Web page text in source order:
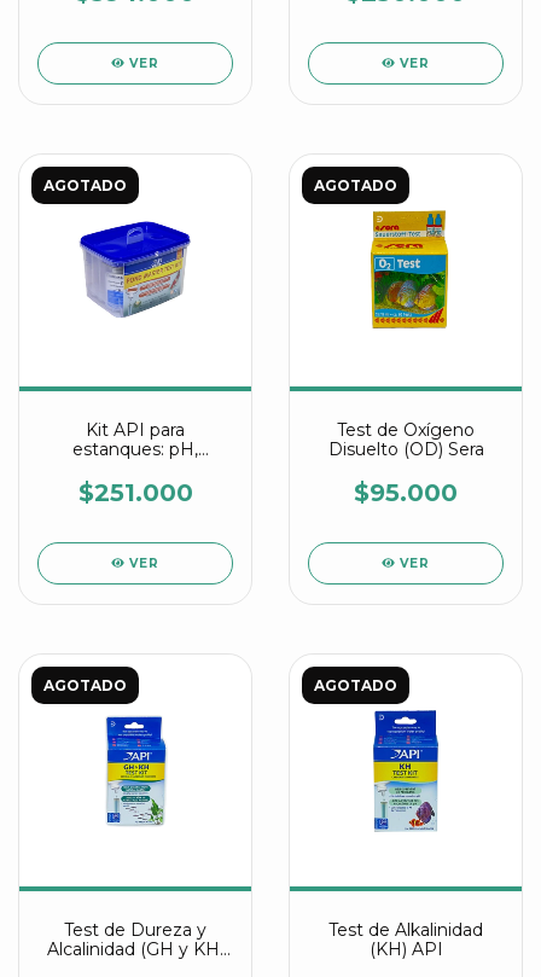
oxígeno disuelto
VER VER
AGOTADO
Kit API para
estanques: pH,
fosfatos.
$251.000
VER
AGOTADO
Test de Oxígeno
Disuelto (OD) Sera
$95.000
VER
AGOTADO
Test de Dureza y
Alcalinidad (GH y KH)
AGOTADO
Test de Alkalinidad
(KH) API